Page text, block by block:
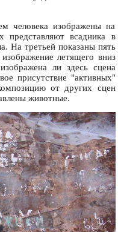
человека изображены на
представляют всадника в
На третьей показаны пять
летящего вниз
ли здесь сцена
присутствие "активных"
от других сцен
животные.